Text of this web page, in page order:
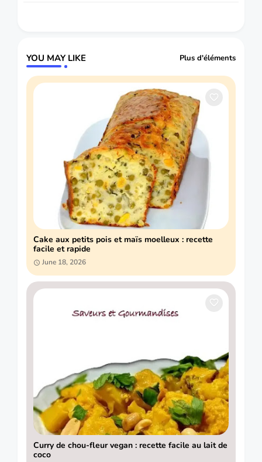
YOU MAY LIKE Plus d'éléments
Cake aux petits pois et maïs moelleux : recette
facile et rapide
June 18, 2026
Curry de chou-fleur vegan : recette facile au lait de
coco